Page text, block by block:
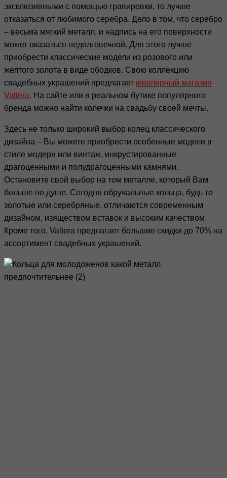
эксклюзивными с помощью гравировки, то лучше
отказаться от любимого серебра. Дело в том, что серебро
– весьма мягкий металл, и надпись на его поверхности
может оказаться недолговечной. Для этого лучше
приобрести классические модели из розового или
желтого золота в виде ободков. Свою коллекцию
свадебных украшений предлагает ювелирный магазин
Valtera. На сайте или в реальном бутике популярного
бренда можно найти колечки на свадьбу своей мечты.
Здесь не только широкий выбор колец классического
дизайна – Вы можете приобрести особенные модели в
стиле модерн или винтаж, инкрустированные
драгоценными и полудрагоценными камнями.
Остановите свой выбор на том металле, который Вам
больше по душе. Сегодня обручальные кольца, будь то
золотые или серебряные, отличаются современным
дизайном, изяществом вставок и высоким качеством.
Кроме того, Valtera предлагает большие скидки до 70% на
ассортимент свадебных украшений.